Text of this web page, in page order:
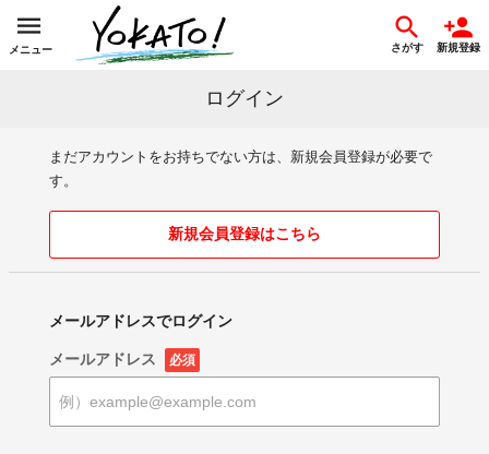
メニュー さがす 新規登録
ログイン
まだアカウントをお持ちでない方は、新規会員登録が必要で
す。
新規会員登録はこちら
メールアドレスでログイン
メールアドレス 必須